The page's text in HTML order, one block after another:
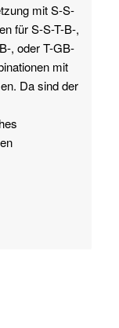
mit S-S-
für S-S-T-B-,
, oder T-GB-
mit
Da sind der